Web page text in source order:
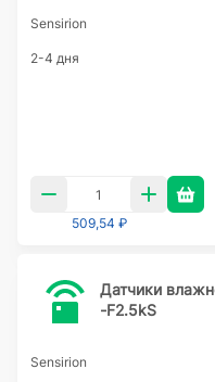
Sensirion
2-4 дня
509,54 ₽
Датчики
-F2.5kS
Sensirion